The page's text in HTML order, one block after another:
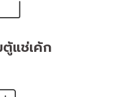
แช่เค้ก